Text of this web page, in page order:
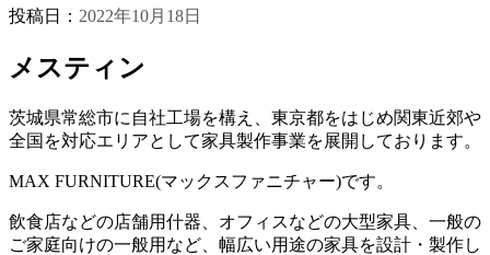
投稿日： 2022年10月18日
メスティン
茨城県常総市に自社工場を構え、東京都をはじめ関東近郊や
全国を対応エリアとして家具製作事業を展開しております。
MAX FURNITURE(マックスファニチャー)です。
飲食店などの店舗用什器、オフィスなどの大型家具、一般の
ご家庭向けの一般用など、幅広い用途の家具を設計・製作し